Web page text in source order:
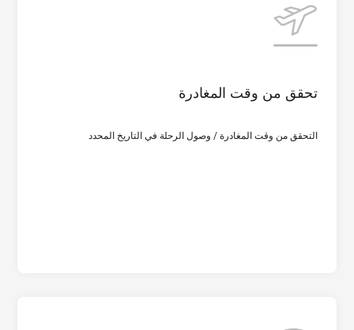
تحقق من وقت المغادرة
التحقق من وقت المغادرة / وصول الرحلة في التاريخ المحدد